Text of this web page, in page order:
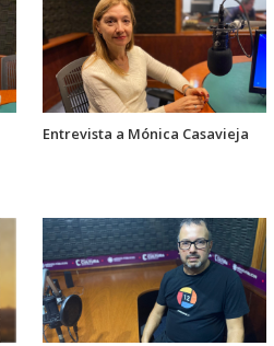
Entrevista a Mónica Casavieja